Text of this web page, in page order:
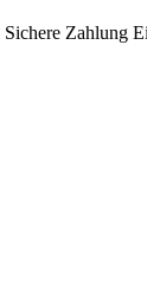
Sichere Zahlung